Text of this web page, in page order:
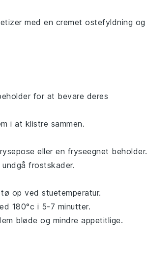
med en cremet ostefyldning og
for at bevare deres
i at klistre sammen.
eller en fryseegnet beholder.
frostskader.
op ved stuetemperatur.
180°c i 5-7 minutter.
bløde og mindre appetitlige.